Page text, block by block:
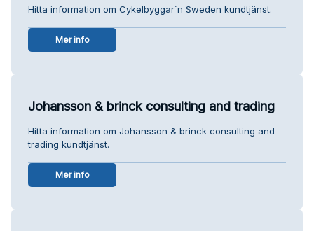
Hitta information om Cykelbyggar´n Sweden kundtjänst.
Mer info
Johansson & brinck consulting and trading
Hitta information om Johansson & brinck consulting and
trading kundtjänst.
Mer info